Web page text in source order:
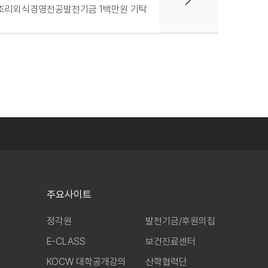
리외식경영전공발전기금 1백만원 기탁
주요사이트
정각원
E-CLASS
KOCW 대학공개강의
발전기금/후원의집
보건진료센터
산학협력단